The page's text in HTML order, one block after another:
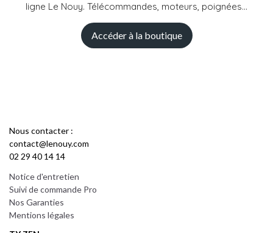
ligne Le Nouy. Télécommandes, moteurs, poignées...
Accéder à la boutique
Nous contacter :
contact@lenouy.com
02 29 40 14 14
Notice d'entretien
Suivi de commande Pro
Nos Garanties
Mentions légales